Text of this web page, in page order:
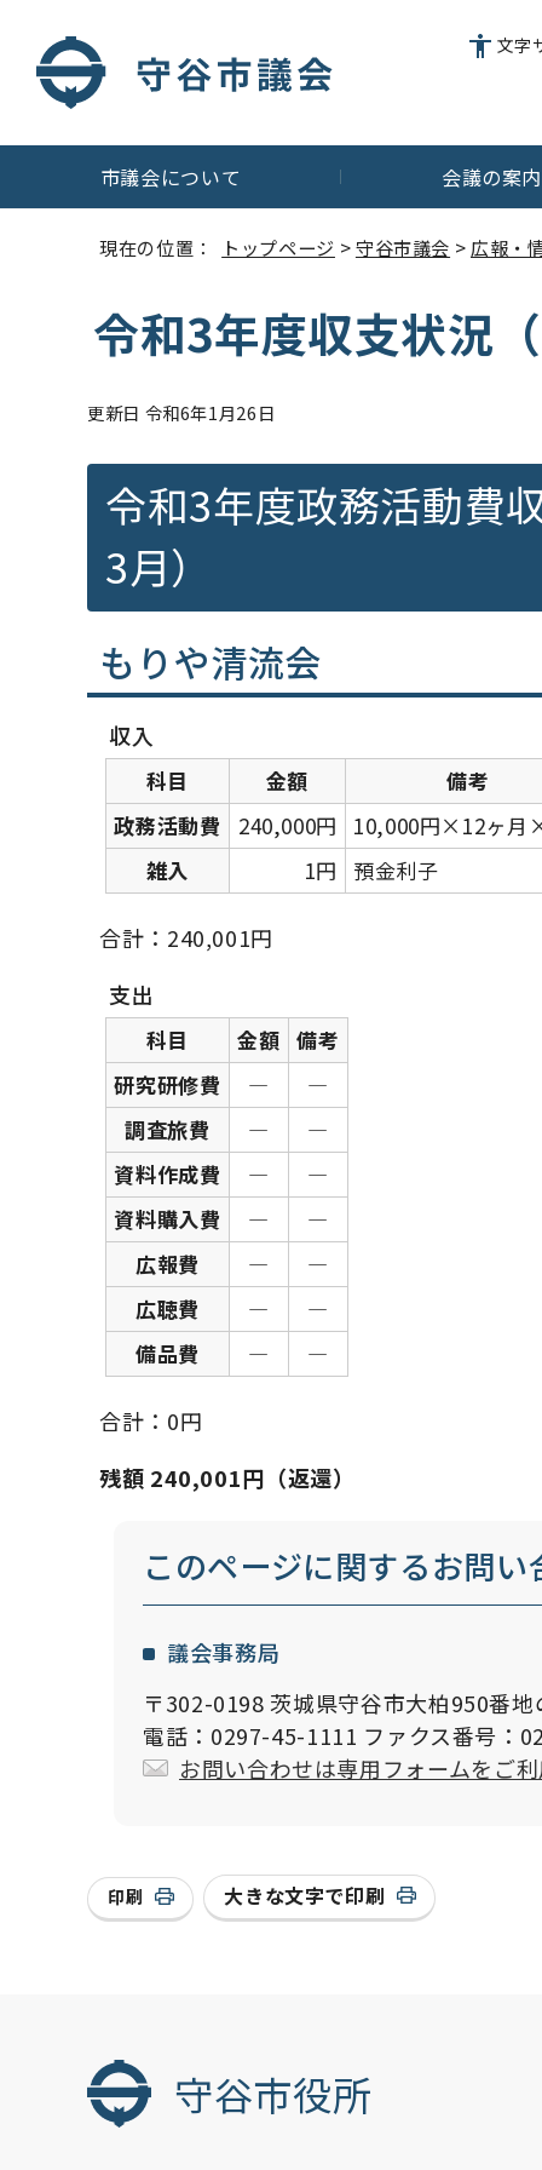
文字
市議会について 会議の案
現在の位置： トップページ >守谷市議会 > 広報・
令和3年度収支状況
更新日 令和6年1月26日
令和3年度政務活動費
3月）
もりや清流会
収入
科目 金額
備考
政務活動費
240,000円
10,000円×12ヶ月
雑入
1円 預金利子
合計：240,001円
支出
科目 金額 備考
研究研修費
―
―
調査旅費
―
―
資料作成費
―
―
資料購入費
―
―
広報費
―
―
広聴費
―
―
備品費
― ―
合計：0円
残額 240,001円（返還）
このページに関するお問い
議会事務局
〒302-0198 茨城県守谷市大柏950番地
電話：0297-45-1111 ファクス番号：
お問い合わせは専用フォームをご
印刷 大きな文字で印刷
守谷市役所